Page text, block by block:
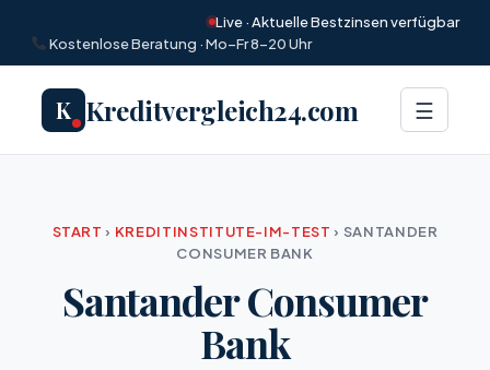
Live · Aktuelle Bestzinsen verfügbar
Kostenlose Beratung · Mo–Fr 8–20 Uhr
K Kreditvergleich24.com Menü
☰
START › KREDITINSTITUTE-IM-TEST › SANTANDER
CONSUMER BANK
Santander Consumer
Bank